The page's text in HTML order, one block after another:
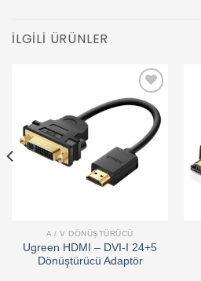
İLGILI ÜRÜNLER
Add to
wishlist
A / V DÖNÜŞTÜRÜCÜ
Ugreen HDMI – DVI-I 24+5
Dönüştürücü Adaptör